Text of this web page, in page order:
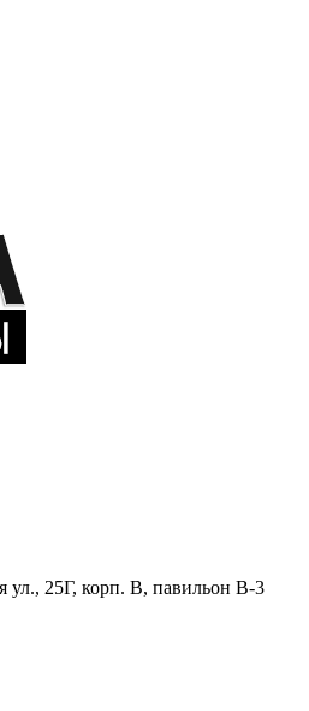
ул., 25Г, корп. В, павильон В-3